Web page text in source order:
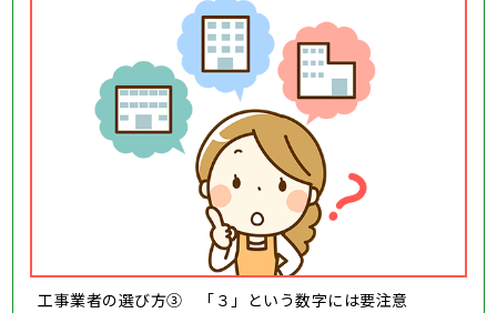
工事業者の選び方③ 「３」という数字には要注意